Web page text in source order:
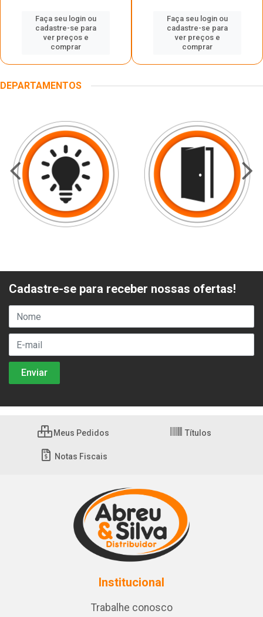
Faça seu login ou
cadastre-se para
ver preços e
comprar
Faça seu login ou
cadastre-se para
ver preços e
comprar
DEPARTAMENTOS
Cadastre-se para receber nossas ofertas!
Meus Pedidos Títulos
Notas Fiscais
Institucional
Trabalhe conosco